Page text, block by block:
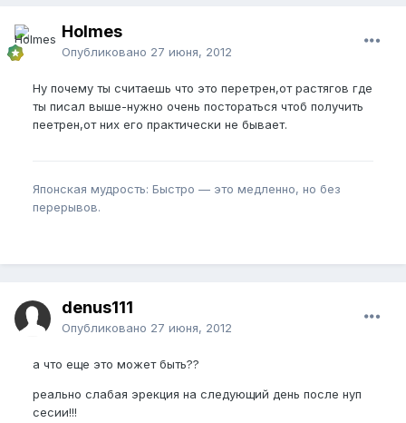
Holmes
Опубликовано 27 июня, 2012
Ну почему ты считаешь что это перетрен,от растягов где
ты писал выше-нужно очень постораться чтоб получить
пеетрен,от них его практически не бывает.
Японская мудрость: Быстро — это медленно, но без
перерывов.
denus111
Опубликовано 27 июня, 2012
а что еще это может быть??
реально слабая эрекция на следующий день после нуп
сесии!!!